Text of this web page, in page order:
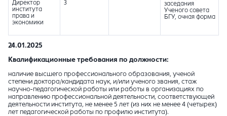
заседания
Ученого совета
БГУ, очная форма
Директор
института
права и
экономики
3
24.01.2025
Квалификационные требования по должности:
наличие высшего профессионального образования, ученой
степени доктора/кандидата наук, и/или ученого звания, стаж
научно-педагогической работы или работы в организациях по
направлению профессиональной деятельности, соответствующей
деятельности института, не менее 5 лет (из них не менее 4 (четырех)
лет педагогической работы по профилю института).